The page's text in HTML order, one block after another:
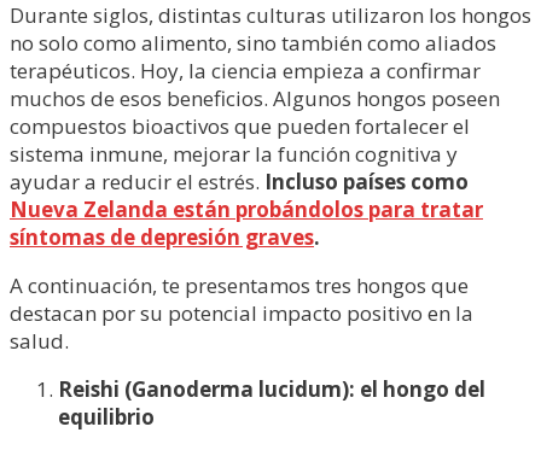
Durante siglos, distintas culturas utilizaron los hongos
no solo como alimento, sino también como aliados
terapéuticos. Hoy, la ciencia empieza a confirmar
muchos de esos beneficios. Algunos hongos poseen
compuestos bioactivos que pueden fortalecer el
sistema inmune, mejorar la función cognitiva y
ayudar a reducir el estrés. Incluso países como
Nueva Zelanda están probándolos para tratar
síntomas de depresión graves.
A continuación, te presentamos tres hongos que
destacan por su potencial impacto positivo en la
salud.
Reishi (Ganoderma lucidum): el hongo del
equilibrio